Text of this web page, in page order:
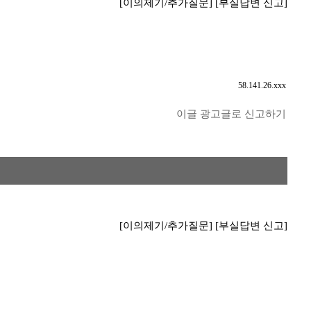
[이의제기/추가질문] [부실답변 신고]
58.141.26.xxx
이글 광고글로 신고하기
[이의제기/추가질문] [부실답변 신고]